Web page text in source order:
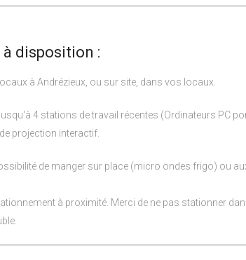
disposition :
à Andrézieux, ou sur site, dans vos locaux.
4 stations de travail récentes (Ordinateurs PC
projection interactif.
de manger sur place (micro ondes frigo) ou
à proximité. Merci de ne pas stationner